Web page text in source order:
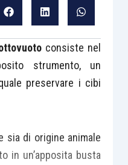
consiste nel
strumento, un
preservare i cibi
sia di origine animale
in un’apposita busta